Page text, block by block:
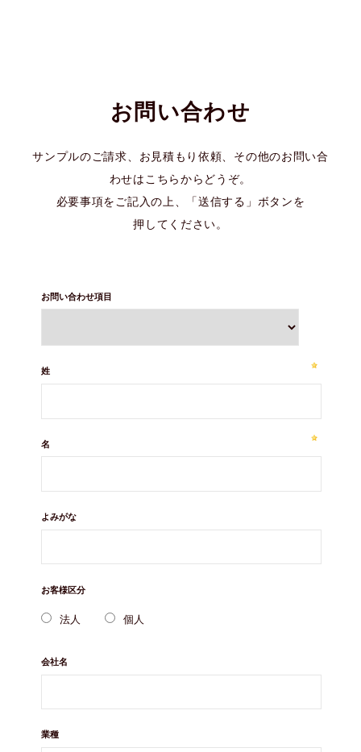
お問い合わせ
サンプルのご請求、お見積もり依頼、その他のお問い合
わせはこちらからどうぞ。
必要事項をご記入の上、「送信する」ボタンを
押してください。